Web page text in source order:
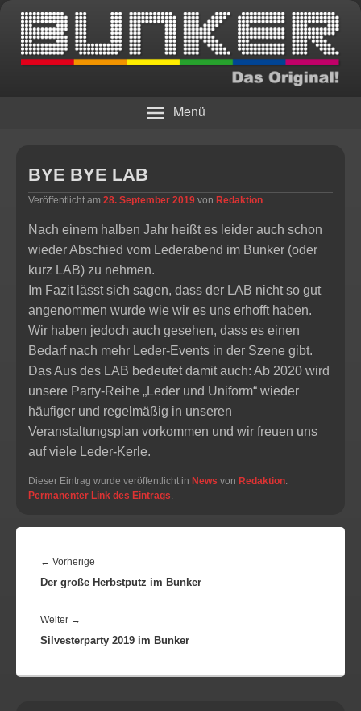
BUNKER – Das Original!
Menü
BYE BYE LAB
Veröffentlicht am 28. September 2019 von Redaktion
Nach einem halben Jahr heißt es leider auch schon
wieder Abschied vom Lederabend im Bunker (oder
kurz LAB) zu nehmen.
Im Fazit lässt sich sagen, dass der LAB nicht so gut
angenommen wurde wie wir es uns erhofft haben.
Wir haben jedoch auch gesehen, dass es einen
Bedarf nach mehr Leder-Events in der Szene gibt.
Das Aus des LAB bedeutet damit auch: Ab 2020 wird
unsere Party-Reihe „Leder und Uniform“ wieder
häufiger und regelmäßig in unseren
Veranstaltungsplan vorkommen und wir freuen uns
auf viele Leder-Kerle.
Dieser Eintrag wurde veröffentlicht in News von Redaktion.
Permanenter Link des Eintrags.
← Vorherige
Beitrag:
Der große Herbstputz im Bunker
Weiter →
Beitrag:
Silvesterparty 2019 im Bunker